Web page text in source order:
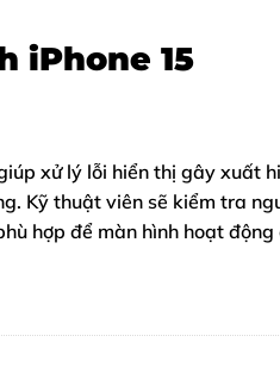
iPhone 15
xử lý lỗi hiển thị gây xuất
Kỹ thuật viên sẽ kiểm tra
hợp để màn hình hoạt động